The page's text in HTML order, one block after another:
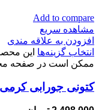
Add to compare
مشاهده سریع
افزودن به علاقه مندی
انتخاب گزینه‌ها این
ممکن است در صفحه
کتونی جورابی کرمی